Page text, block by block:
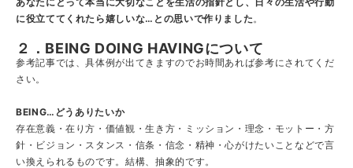
に役立ててくれたら嬉しいな…との思いで作りました 。
２．BEING DOING HAVINGについて
参考記事では、具体例が出てきますのでお時間あれば参考にされてくだ
さい。
BEING…どうありたいか
存在意義・在り方・価値観・生き方・ミッション・理念・モットー・方
針・ビジョン・スタンス・信条・信念・精神・心がけたいことなどで言
い換えられるものです。結構、抽象的です。